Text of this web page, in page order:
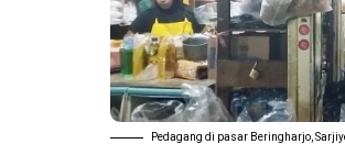
Pedagang di pasar Beringharjo,